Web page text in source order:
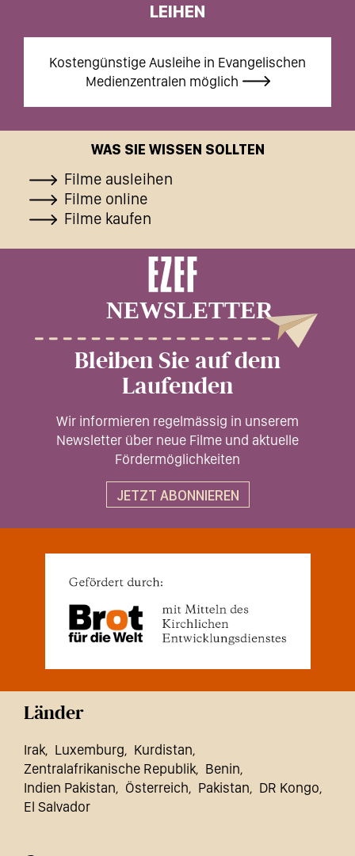
LEIHEN
Kostengünstige Ausleihe in Evangelischen
Medienzentralen möglich
WAS SIE WISSEN SOLLTEN
Filme ausleihen
Filme online
Filme kaufen
Bleiben Sie auf dem
Laufenden
Wir informieren regelmässig in unserem
Newsletter über neue Filme und aktuelle
Fördermöglichkeiten
JETZT ABONNIEREN
Länder
Irak Luxemburg
Kurdistan
Zentralafrikanische Republik
Benin
Indien Pakistan
Österreich Pakistan
DR Kongo
El Salvador